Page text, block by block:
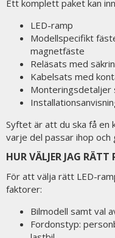
Ett komplett paket kan
LED-ramp
Modellspecifikt
magnetfäste
Reläsats med
Kabelsats med
Monteringsdetaljer
Syftet är att du ska få en
varje del passar ihop
HUR VÄLJER JAG RÄTT
För att välja rätt LED-
faktorer:
Bilmodell samt val
Fordonstyp: